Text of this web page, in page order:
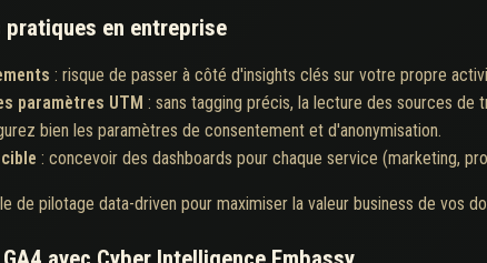
en entreprise
: risque de passer à côté d'insights clés sur votre propre
paramètres UTM : sans tagging précis, la lecture des sources de
bien les paramètres de consentement et d'anonymisation.
: concevoir des dashboards pour chaque service (marketing,
de pilotage data-driven pour maximiser la valeur business de vos